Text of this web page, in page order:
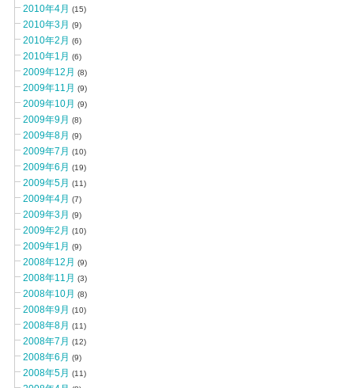
2010年4月 (15)
2010年3月 (9)
2010年2月 (6)
2010年1月 (6)
2009年12月 (8)
2009年11月 (9)
2009年10月 (9)
2009年9月 (8)
2009年8月 (9)
2009年7月 (10)
2009年6月 (19)
2009年5月 (11)
2009年4月 (7)
2009年3月 (9)
2009年2月 (10)
2009年1月 (9)
2008年12月 (9)
2008年11月 (3)
2008年10月 (8)
2008年9月 (10)
2008年8月 (11)
2008年7月 (12)
2008年6月 (9)
2008年5月 (11)